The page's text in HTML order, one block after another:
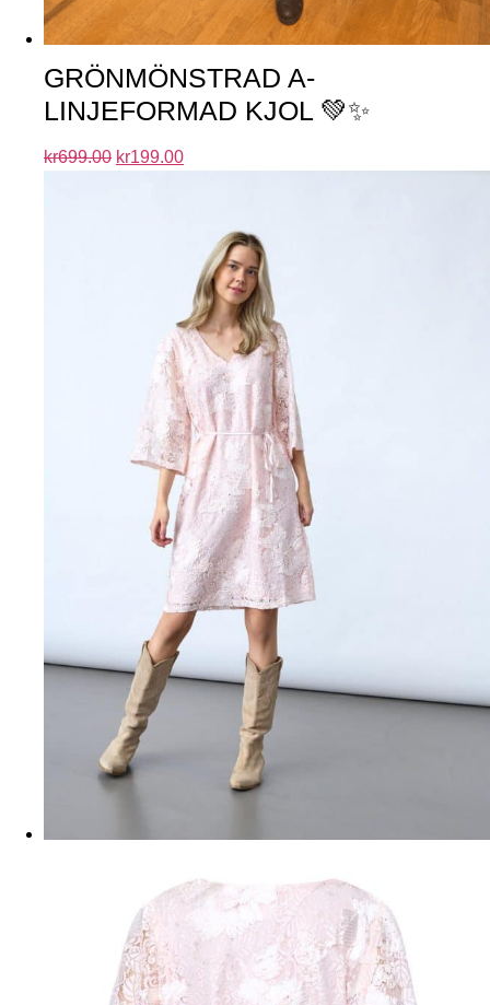
GRÖNMÖNSTRAD A-
LINJEFORMAD KJOL 💚✨
kr699.00 kr199.00